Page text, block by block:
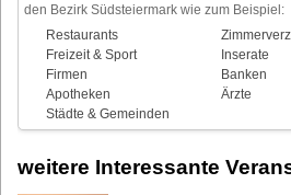
den Bezirk Südsteiermark wie zum Beispiel:
Restaurants
Freizeit & Sport
Inserate
Firmen
Banken
Apotheken
Ärzte
Städte & Gemeinden
weitere Interessante